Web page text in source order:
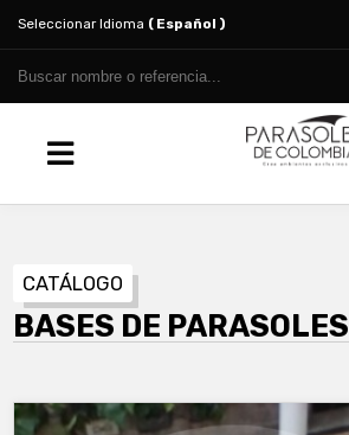
Seleccionar Idioma ( Español )
CATÁLOGO
BASES DE PARASOLES